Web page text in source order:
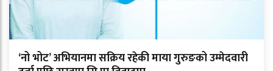
‘नो भोट’ अभियानमा सक्रिय रहेकी माया गुरुङको उम्मेदवारी